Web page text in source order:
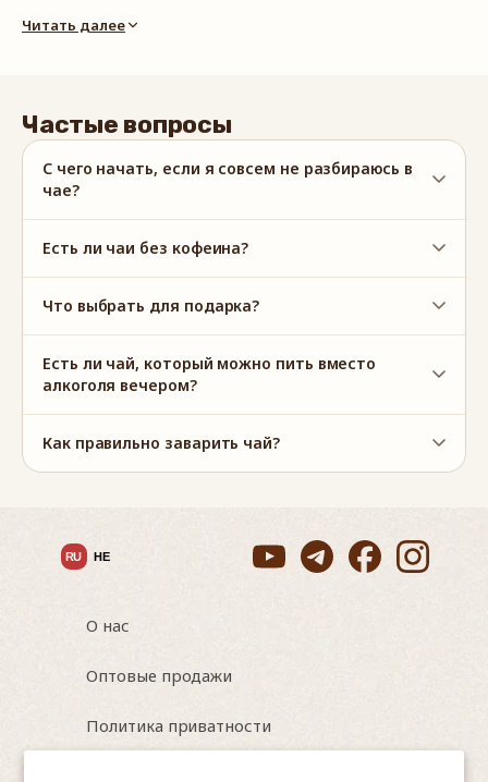
Сбор: пр. Фуцзянь, Китай, весна 2015 г
постепенно увеличивая время настаивания.
Читать далее
Частые вопросы
С чего начать, если я совсем не разбираюсь в
чае?
Есть ли чаи без кофеина?
Что выбрать для подарка?
Есть ли чай, который можно пить вместо
алкоголя вечером?
Как правильно заварить чай?
О нас
Оптовые продажи
Политика приватности
RU HE